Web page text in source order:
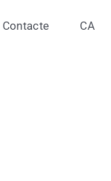
Contacte CA